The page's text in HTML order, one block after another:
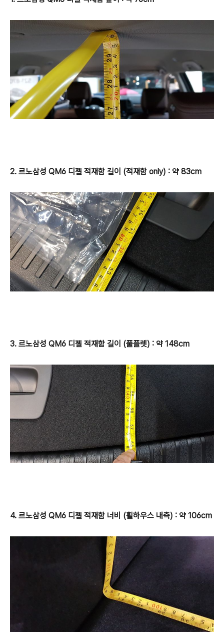
2. 르노삼성 QM6 디젤 적재함 길이 (적재함 only) : 약 83cm
3. 르노삼성 QM6 디젤 적재함 길이 (풀플렛) : 약 148cm
4. 르노삼성 QM6 디젤 적재함 너비 (휠하우스 내측) : 약 106cm